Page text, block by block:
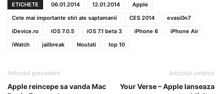
ETICHETE 06.01.2014 12.01.2014
Apple
Cele mai importante stiri ale saptamanii
CES 2014
evasi0n7
iDevice.ro
iOS 7.0.5 iOS 7.1 beta 3 iPhone 6
iPhone Air
iWatch
jailbreak Noutati top 10
Articolul precedent
Apple reincepe sa vanda Mac
Articolul următor
Your Verse – Apple lanseaza